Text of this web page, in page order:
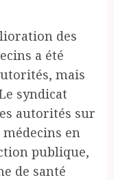
des
a été
mais
syndicat
autorités sur
en
publique,
de santé